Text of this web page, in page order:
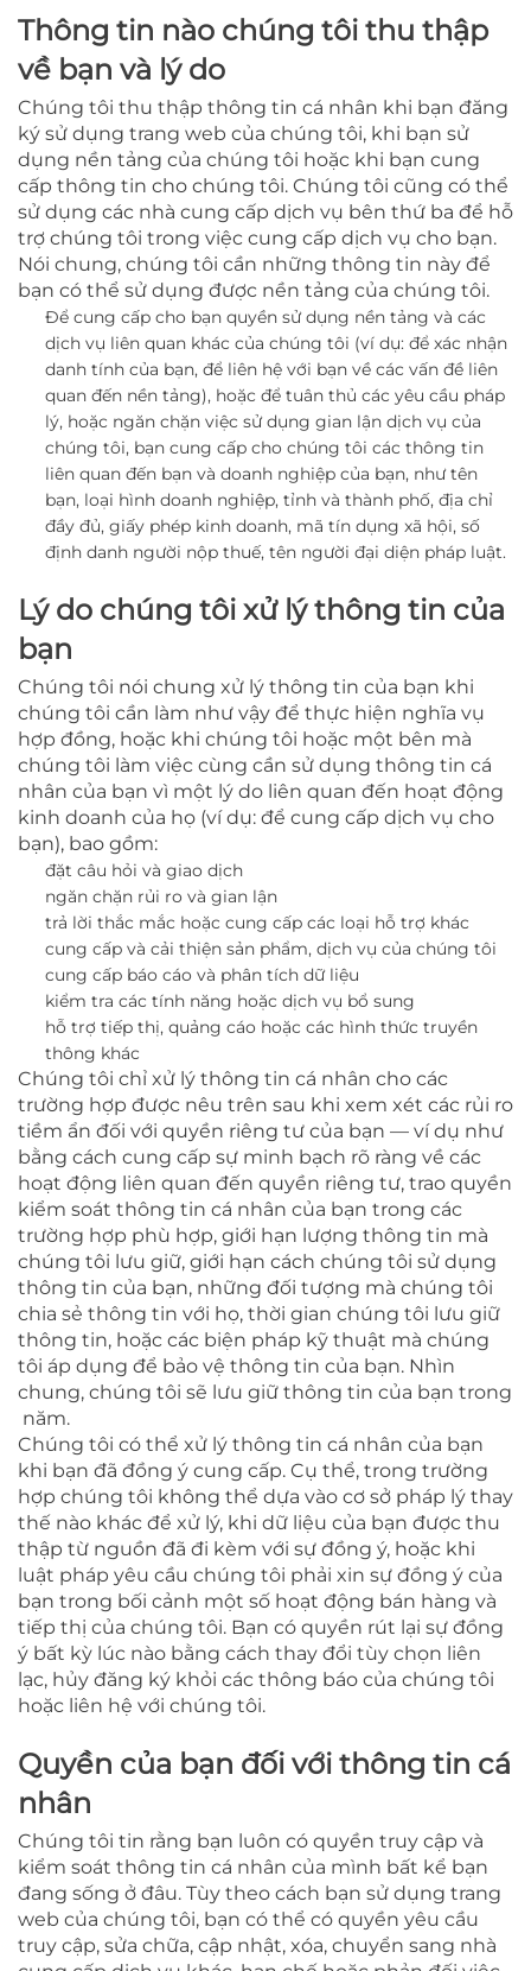
Thông tin nào chúng tôi thu thập
về bạn và lý do
Chúng tôi thu thập thông tin cá nhân khi bạn đăng
ký sử dụng trang web của chúng tôi, khi bạn sử
dụng nền tảng của chúng tôi hoặc khi bạn cung
cấp thông tin cho chúng tôi. Chúng tôi cũng có thể
sử dụng các nhà cung cấp dịch vụ bên thứ ba để hỗ
trợ chúng tôi trong việc cung cấp dịch vụ cho bạn.
Nói chung, chúng tôi cần những thông tin này để
bạn có thể sử dụng được nền tảng của chúng tôi.
Để cung cấp cho bạn quyền sử dụng nền tảng và các
dịch vụ liên quan khác của chúng tôi (ví dụ: để xác nhận
danh tính của bạn, để liên hệ với bạn về các vấn đề liên
quan đến nền tảng), hoặc để tuân thủ các yêu cầu pháp
lý, hoặc ngăn chặn việc sử dụng gian lận dịch vụ của
chúng tôi, bạn cung cấp cho chúng tôi các thông tin
liên quan đến bạn và doanh nghiệp của bạn, như tên
bạn, loại hình doanh nghiệp, tỉnh và thành phố, địa chỉ
đầy đủ, giấy phép kinh doanh, mã tín dụng xã hội, số
định danh người nộp thuế, tên người đại diện pháp luật.
Lý do chúng tôi xử lý thông tin của
bạn
Chúng tôi nói chung xử lý thông tin của bạn khi
chúng tôi cần làm như vậy để thực hiện nghĩa vụ
hợp đồng, hoặc khi chúng tôi hoặc một bên mà
chúng tôi làm việc cùng cần sử dụng thông tin cá
nhân của bạn vì một lý do liên quan đến hoạt động
kinh doanh của họ (ví dụ: để cung cấp dịch vụ cho
bạn), bao gồm:
đặt câu hỏi và giao dịch
ngăn chặn rủi ro và gian lận
trả lời thắc mắc hoặc cung cấp các loại hỗ trợ khác
cung cấp và cải thiện sản phẩm, dịch vụ của chúng tôi
cung cấp báo cáo và phân tích dữ liệu
kiểm tra các tính năng hoặc dịch vụ bổ sung
hỗ trợ tiếp thị, quảng cáo hoặc các hình thức truyền
thông khác
Chúng tôi chỉ xử lý thông tin cá nhân cho các
trường hợp được nêu trên sau khi xem xét các rủi ro
tiềm ẩn đối với quyền riêng tư của bạn — ví dụ như
bằng cách cung cấp sự minh bạch rõ ràng về các
hoạt động liên quan đến quyền riêng tư, trao quyền
kiểm soát thông tin cá nhân của bạn trong các
trường hợp phù hợp, giới hạn lượng thông tin mà
chúng tôi lưu giữ, giới hạn cách chúng tôi sử dụng
thông tin của bạn, những đối tượng mà chúng tôi
chia sẻ thông tin với họ, thời gian chúng tôi lưu giữ
thông tin, hoặc các biện pháp kỹ thuật mà chúng
tôi áp dụng để bảo vệ thông tin của bạn. Nhìn
chung, chúng tôi sẽ lưu giữ thông tin của bạn trong
năm.
Chúng tôi có thể xử lý thông tin cá nhân của bạn
khi bạn đã đồng ý cung cấp. Cụ thể, trong trường
hợp chúng tôi không thể dựa vào cơ sở pháp lý thay
thế nào khác để xử lý, khi dữ liệu của bạn được thu
thập từ nguồn đã đi kèm với sự đồng ý, hoặc khi
luật pháp yêu cầu chúng tôi phải xin sự đồng ý của
bạn trong bối cảnh một số hoạt động bán hàng và
tiếp thị của chúng tôi. Bạn có quyền rút lại sự đồng
ý bất kỳ lúc nào bằng cách thay đổi tùy chọn liên
lạc, hủy đăng ký khỏi các thông báo của chúng tôi
hoặc liên hệ với chúng tôi.
Quyền của bạn đối với thông tin cá
nhân
Chúng tôi tin rằng bạn luôn có quyền truy cập và
kiểm soát thông tin cá nhân của mình bất kể bạn
đang sống ở đâu. Tùy theo cách bạn sử dụng trang
web của chúng tôi, bạn có thể có quyền yêu cầu
truy cập, sửa chữa, cập nhật, xóa, chuyển sang nhà